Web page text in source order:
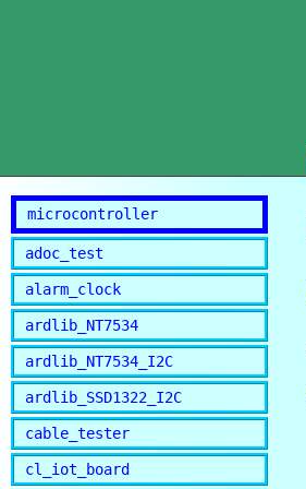
microcontroller
adoc_test
alarm_clock
ardlib_NT7534
ardlib_NT7534_I2C
ardlib_SSD1322_I2C
cable_tester
cl_iot_board